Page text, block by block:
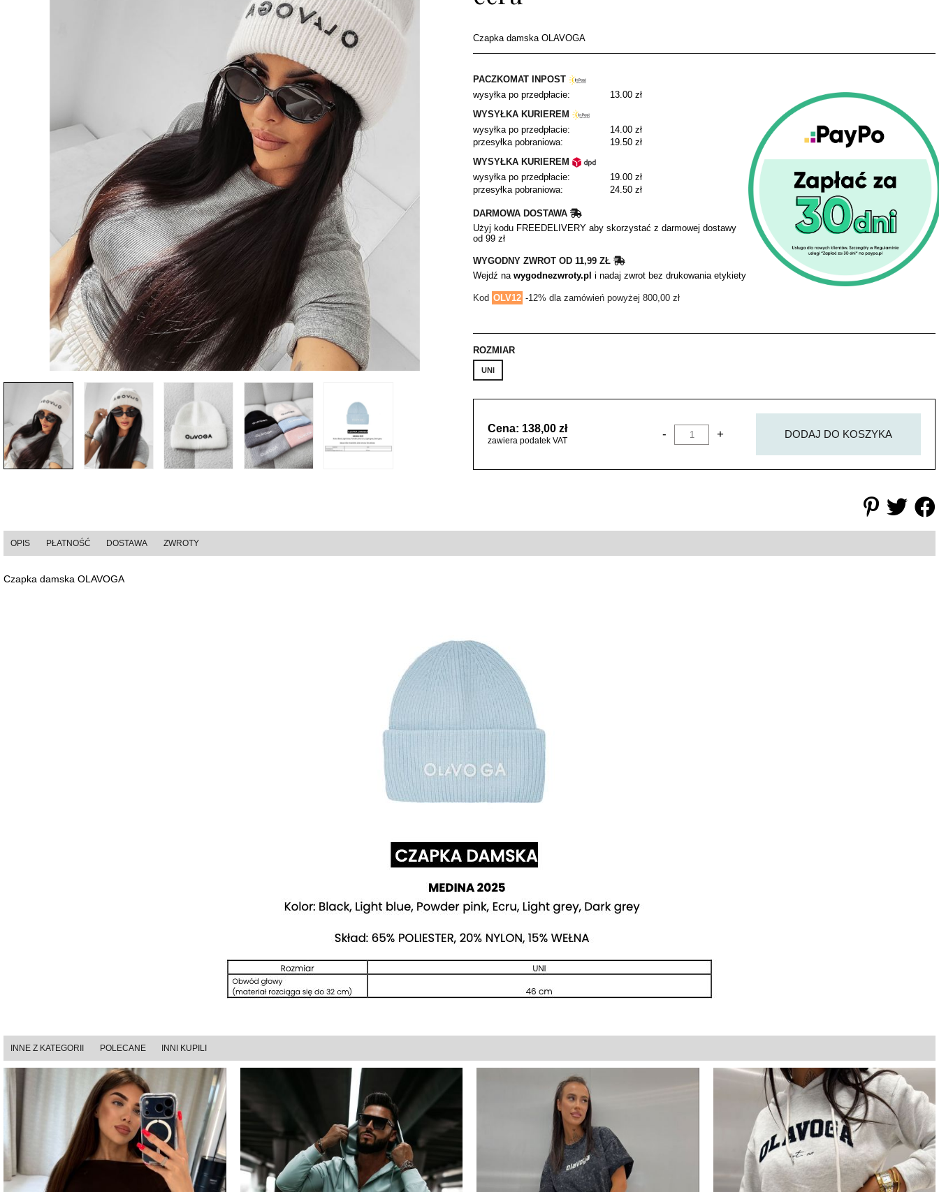
Czapka damska OLAVOGA
PACZKOMAT INPOST
wysyłka po przedpłacie:
13.00 zł
WYSYŁKA KURIEREM
wysyłka po przedpłacie:
14.00 zł
przesyłka pobraniowa:
19.50 zł
WYSYŁKA KURIEREM
wysyłka po przedpłacie:
19.00 zł
przesyłka pobraniowa:
24.50 zł
DARMOWA DOSTAWA
Użyj kodu FREEDELIVERY aby skorzystać z darmowej dostawy
od 99 zł
WYGODNY ZWROT OD 11,99 ZŁ
Wejdź na wygodnezwroty.pl i nadaj zwrot bez drukowania etykiety
Kod OLV12 -12% dla zamówień powyżej 800,00 zł
ROZMIAR
UNI
Cena: 138,00 zł
zawiera podatek VAT - + DODAJ DO KOSZYKA
OPIS PŁATNOŚĆ DOSTAWA ZWROTY
Czapka damska OLAVOGA
INNE Z KATEGORII POLECANE INNI KUPILI